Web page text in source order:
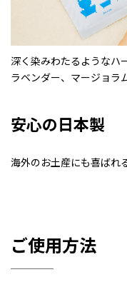
深く染みわたるようなハ
ラベンダー、マージョラ
安心の日本製
海外のお土産にも喜ばれ
ご使用方法